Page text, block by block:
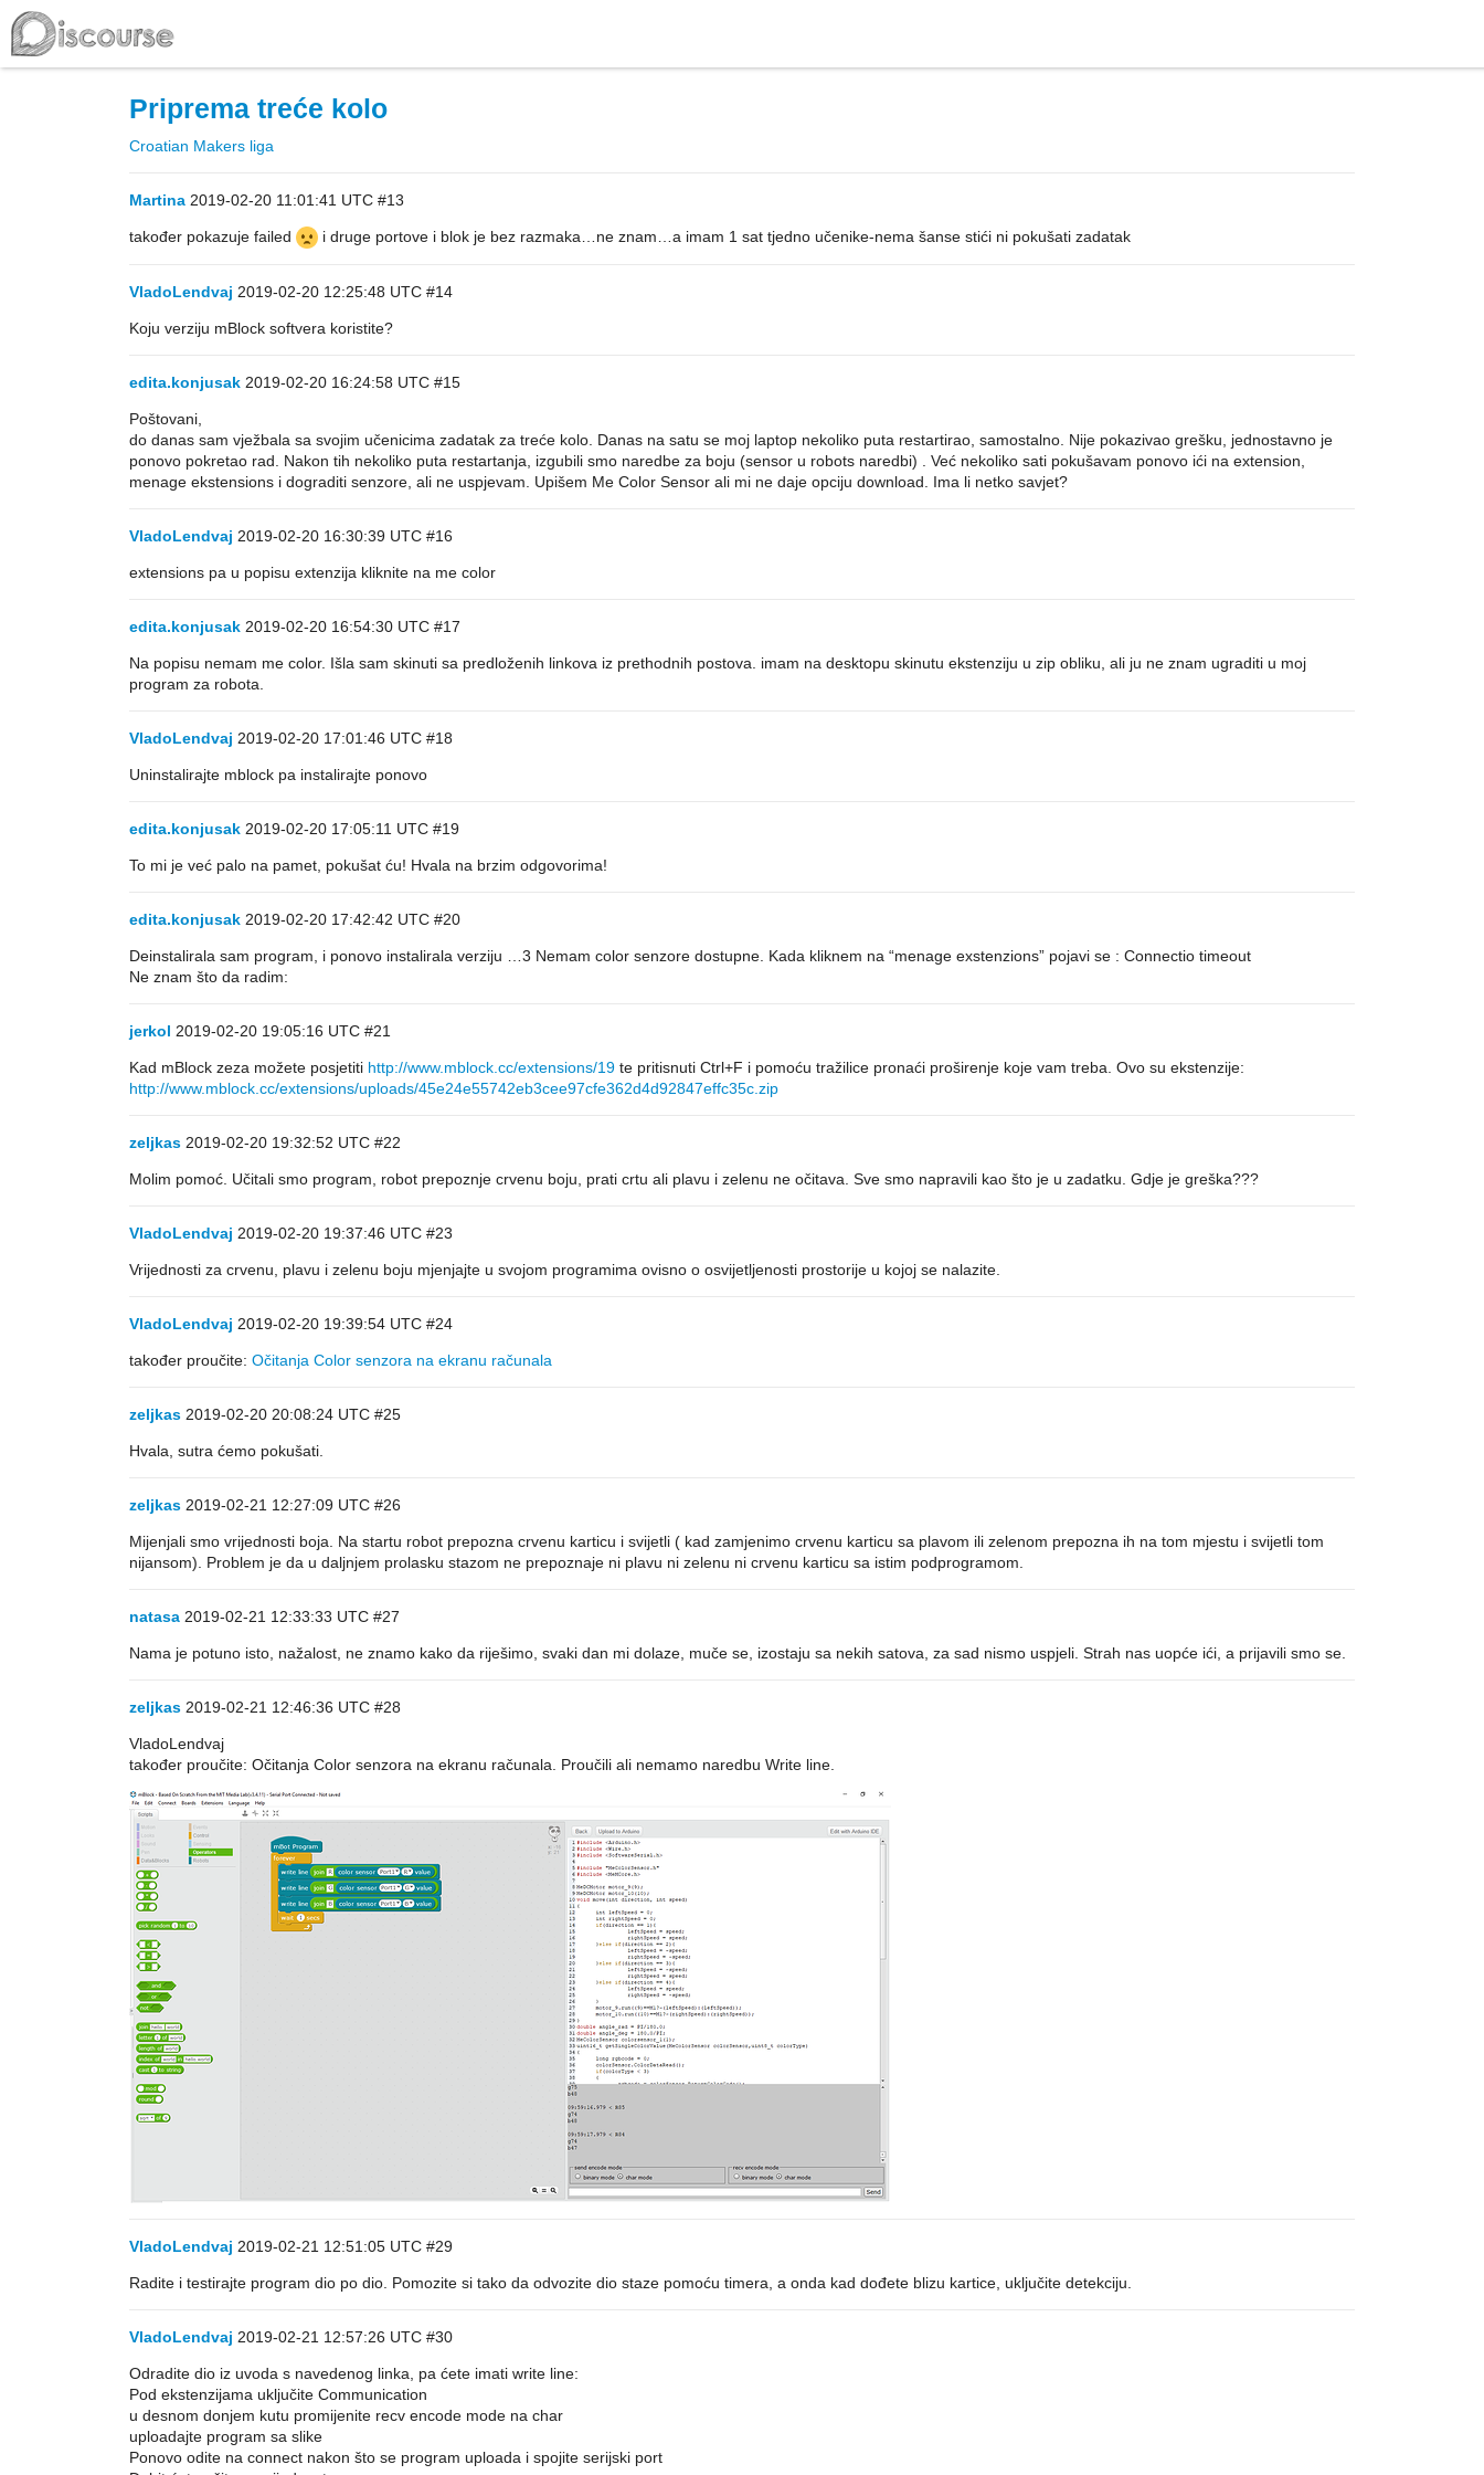
Priprema treće kolo
Croatian Makers liga
Martina 2019-02-20 11:01:41 UTC #13
također pokazuje failed i druge portove i blok je bez razmaka…ne znam…a imam 1 sat tjedno učenike-nema šanse stići ni pokušati zadatak
VladoLendvaj 2019-02-20 12:25:48 UTC #14
Koju verziju mBlock softvera koristite?
edita.konjusak 2019-02-20 16:24:58 UTC #15
Poštovani,
do danas sam vježbala sa svojim učenicima zadatak za treće kolo. Danas na satu se moj laptop nekoliko puta restartirao, samostalno. Nije pokazivao grešku, jednostavno je
ponovo pokretao rad. Nakon tih nekoliko puta restartanja, izgubili smo naredbe za boju (sensor u robots naredbi) . Već nekoliko sati pokušavam ponovo ići na extension,
menage ekstensions i dograditi senzore, ali ne uspjevam. Upišem Me Color Sensor ali mi ne daje opciju download. Ima li netko savjet?
VladoLendvaj 2019-02-20 16:30:39 UTC #16
extensions pa u popisu extenzija kliknite na me color
edita.konjusak 2019-02-20 16:54:30 UTC #17
Na popisu nemam me color. Išla sam skinuti sa predloženih linkova iz prethodnih postova. imam na desktopu skinutu ekstenziju u zip obliku, ali ju ne znam ugraditi u moj
program za robota.
VladoLendvaj 2019-02-20 17:01:46 UTC #18
Uninstalirajte mblock pa instalirajte ponovo
edita.konjusak 2019-02-20 17:05:11 UTC #19
To mi je već palo na pamet, pokušat ću! Hvala na brzim odgovorima!
edita.konjusak 2019-02-20 17:42:42 UTC #20
Deinstalirala sam program, i ponovo instalirala verziju …3 Nemam color senzore dostupne. Kada kliknem na “menage exstenzions” pojavi se : Connectio timeout
Ne znam što da radim:
jerkol 2019-02-20 19:05:16 UTC #21
Kad mBlock zeza možete posjetiti http://www.mblock.cc/extensions/19 te pritisnuti Ctrl+F i pomoću tražilice pronaći proširenje koje vam treba. Ovo su ekstenzije:
http://www.mblock.cc/extensions/uploads/45e24e55742eb3cee97cfe362d4d92847effc35c.zip
zeljkas 2019-02-20 19:32:52 UTC #22
Molim pomoć. Učitali smo program, robot prepoznje crvenu boju, prati crtu ali plavu i zelenu ne očitava. Sve smo napravili kao što je u zadatku. Gdje je greška???
VladoLendvaj 2019-02-20 19:37:46 UTC #23
Vrijednosti za crvenu, plavu i zelenu boju mjenjajte u svojom programima ovisno o osvijetljenosti prostorije u kojoj se nalazite.
VladoLendvaj 2019-02-20 19:39:54 UTC #24
također proučite: Očitanja Color senzora na ekranu računala
zeljkas 2019-02-20 20:08:24 UTC #25
Hvala, sutra ćemo pokušati.
zeljkas 2019-02-21 12:27:09 UTC #26
Mijenjali smo vrijednosti boja. Na startu robot prepozna crvenu karticu i svijetli ( kad zamjenimo crvenu karticu sa plavom ili zelenom prepozna ih na tom mjestu i svijetli tom
nijansom). Problem je da u daljnjem prolasku stazom ne prepoznaje ni plavu ni zelenu ni crvenu karticu sa istim podprogramom.
natasa 2019-02-21 12:33:33 UTC #27
Nama je potuno isto, nažalost, ne znamo kako da riješimo, svaki dan mi dolaze, muče se, izostaju sa nekih satova, za sad nismo uspjeli. Strah nas uopće ići, a prijavili smo se.
zeljkas 2019-02-21 12:46:36 UTC #28
VladoLendvaj
također proučite: Očitanja Color senzora na ekranu računala. Proučili ali nemamo naredbu Write line.
VladoLendvaj 2019-02-21 12:51:05 UTC #29
Radite i testirajte program dio po dio. Pomozite si tako da odvozite dio staze pomoću timera, a onda kad dođete blizu kartice, uključite detekciju.
VladoLendvaj 2019-02-21 12:57:26 UTC #30
Odradite dio iz uvoda s navedenog linka, pa ćete imati write line:
Pod ekstenzijama uključite Communication
u desnom donjem kutu promijenite recv encode mode na char
uploadajte program sa slike
Ponovo odite na connect nakon što se program uploada i spojite serijski port